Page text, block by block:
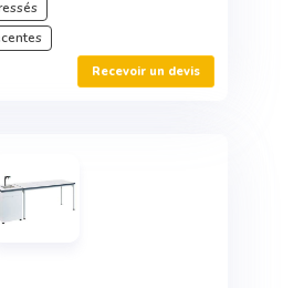
Recevoir un devis